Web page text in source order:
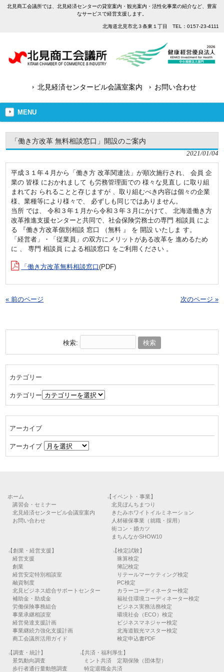
北見商工会議所では、北見経済センターの貸室案内・観光案内・活性化事業の紹介など、豊富
なサービスで経営支援します。
北海道北見市北３条東１丁目 TEL：0157-23-4111
北見経済センタービル会議室案内 お問い合わせ
MENU
「働き方改革 無料相談窓口」開設のご案内
2021/01/04
平成３１年４月から「働き方 改革関連法」が順次施行され、 会員 企
業の 皆様 におかれまして も労務管理面での 様々な見直し に取り組
まれてお られることと存じますが 、取り組むべき内容は個々の企業
様、業種等により様々で、 必ずしも同じではありません。
当所 では、 令和３年１月から令和３年３月にかけて、 北海道働き方
改革推進支援センターと共同で、社会保険労務士の専門 相談員 によ
る 『働き方改革個別相談 窓口 （無料 』 を 開設 いたしま す。
「経営者」・「従業員」の双方にメリットがある改革を 進めるため
に 、 専門 相談員 による相談窓口 をご利用ください 。
「働き方改革無料相談窓口(PDF)
« 前のページ 次のページ »
検索:
カテゴリー
カテゴリー
アーカイブ
アーカイブ
ホーム
講習会・セミナー
北見経済センタービル会議室案内
お問い合わせ
【イベント・事業】
北見ぼんちまつり
きたみホワイトイルミネーション
人材確保事業（就職・採用）
街コン・婚カツ
まちんなかSHOW10
【創業・経営支援】
経営支援
創業
経営安定特別相談室
融資制度
北見ビジネス総合サポートセンター
補助金・助成金
労働保険事務組合
事業承継相談室
経営発達支援計画
事業継続力強化支援計画
商工会議所活用ガイド
【検定試験】
珠算検定
簿記検定
リテールマーケティング検定
PC検定
カラーコーディネーター検定
福祉住環境コーディネーター検定
ビジネス実務法務検定
環境社会（ECO）検定
ビジネスマネジャー検定
北海道観光マスター検定
検定申込書PDF
【調査・統計】
景気動向調査
歩行者通行量動態調査
【共済・福利厚生】
ミント共済 定期保険（団体型）
特定退職金共済